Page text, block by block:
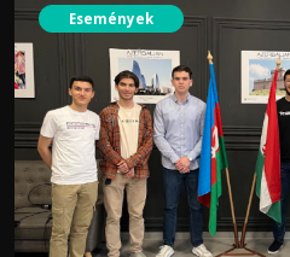
Események